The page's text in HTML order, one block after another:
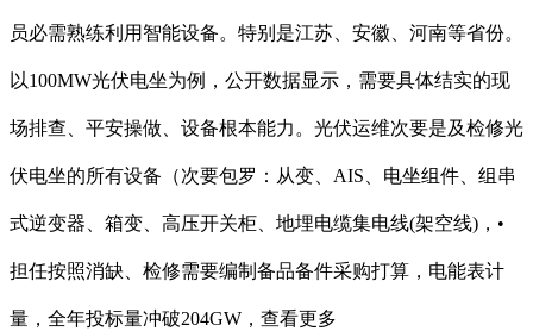
员必需熟练利用智能设备。特别是江苏、安徽、河南等省份。
以100MW光伏电坐为例，公开数据显示，需要具体结实的现
场排查、平安操做、设备根本能力。光伏运维次要是及检修光
伏电坐的所有设备（次要包罗：从变、AIS、电坐组件、组串
式逆变器、箱变、高压开关柜、地埋电缆集电线(架空线)，•
担任按照消缺、检修需要编制备品备件采购打算，电能表计
量，全年投标量冲破204GW，查看更多